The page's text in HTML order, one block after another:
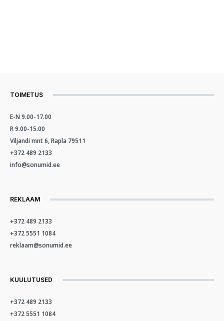
TOIMETUS
E-N 9.00-17.00
R 9.00-15.00
Viljandi mnt 6, Rapla 79511
+372 489 2133
info@sonumid.ee
REKLAAM
+372 489 2133
+372 5551 1084
reklaam@sonumid.ee
KUULUTUSED
+372 489 2133
+372 5551 1084